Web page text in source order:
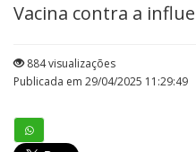
Vacina contra a
884 visualizações
Publicada em 29/04/2025 11:29:49